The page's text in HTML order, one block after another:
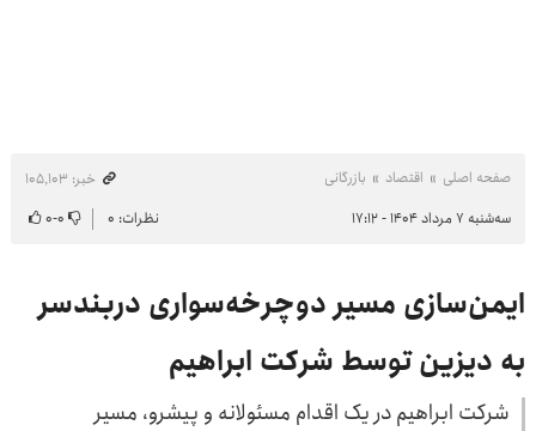
صفحه اصلی اقتصاد بازرگانی
خبر: ۱۰۵٬۱۰۳
سه‌شنبه ۷ مرداد ۱۴۰۴ - ۱۷:۱۲
نظرات: ۰ ۰-۰
ایمن‌سازی مسیر دوچرخه‌سواری دربندسر
به دیزین توسط شرکت ابراهیم
شرکت ابراهیم در یک اقدام مسئولانه و پیشرو، مسیر